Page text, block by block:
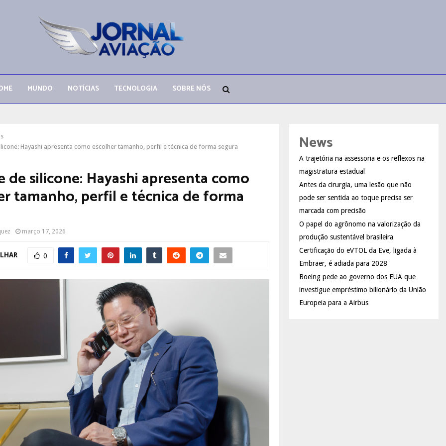
MUNDO NOTÍCIAS TECNOLOGIA SOBRE NÓS
Hayashi apresenta como escolher tamanho, perfil e técnica de forma segura
de silicone: Hayashi apresenta como
tamanho, perfil e técnica de forma
março 17, 2026
0
News
A trajetória na assessoria e os reflexos na
magistratura estadual
Antes da cirurgia, uma lesão que não
pode ser sentida ao toque precisa ser
marcada com precisão
O papel do agrônomo na valorização da
produção sustentável brasileira
Certificação do eVTOL da Eve, ligada à
Embraer, é adiada para 2028
Boeing pede ao governo dos EUA que
investigue empréstimo bilionário da União
Europeia para a Airbus